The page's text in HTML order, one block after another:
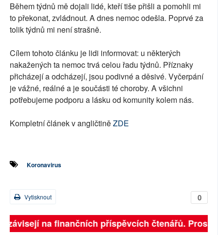
Během týdnů mě dojali lidé, kteří tiše přišli a pomohli mi
to překonat, zvládnout. A dnes nemoc odešla. Poprvé za
tolik týdnů mi není strašně.
Cílem tohoto článku je lidi informovat: u některých
nakažených ta nemoc trvá celou řadu týdnů. Příznaky
přicházejí a odcházejí, jsou podivné a děsivé. Vyčerpání
je vážné, reálné a je součásti té choroby. A všichni
potřebujeme podporu a lásku od komunity kolem nás.
Kompletní článek v angličtiněZDE
Koronavirus
0
Vytisknout
na finančních příspěvcích čtenářů.